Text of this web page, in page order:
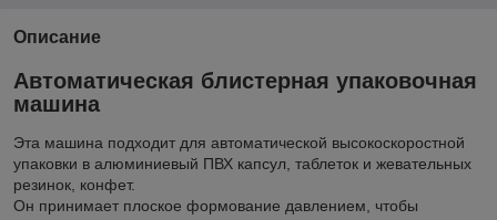
Описание
Автоматическая блистерная упаковочная
машина
Эта машина подходит для автоматической высокоскоростной
упаковки в алюминиевый ПВХ капсул, таблеток и жевательных
резинок, конфет.
Он принимает плоское формование давлением, чтобы